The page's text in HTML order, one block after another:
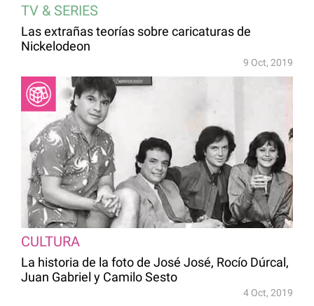
TV & SERIES
Las extrañas teorías sobre caricaturas de
Nickelodeon
9 Oct, 2019
CULTURA
La historia de la foto de José José, Rocío Dúrcal,
Juan Gabriel y Camilo Sesto
4 Oct, 2019